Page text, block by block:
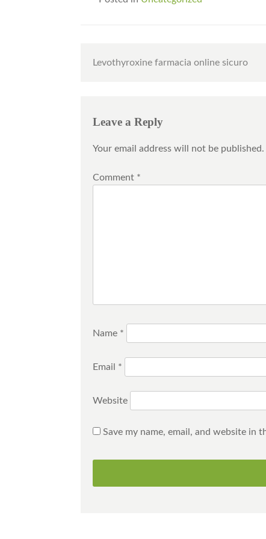
Levothyroxine farmacia online sicuro
Leave a Reply
Your email address will not be published.
Comment *
Name *
Email *
Website
Save my name, email, and website in